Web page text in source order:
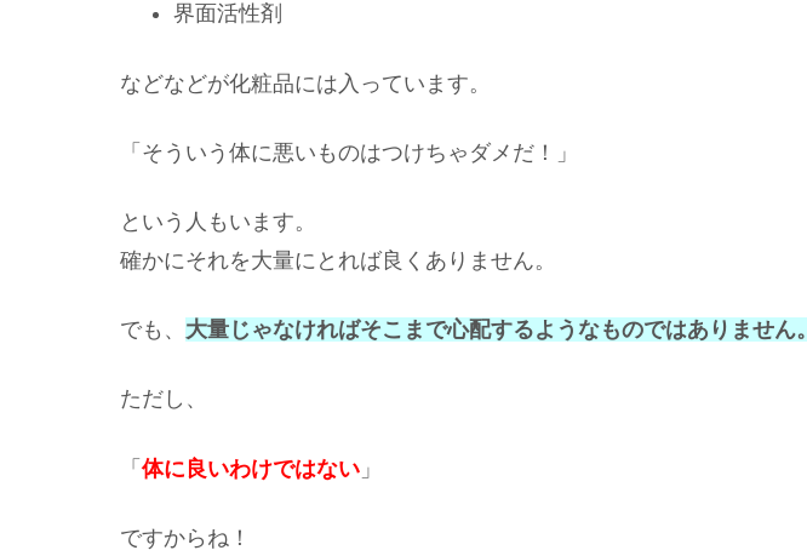
界面活性剤
などなどが化粧品には入っています。
「そういう体に悪いものはつけちゃダメだ！」
という人もいます。
確かにそれを大量にとれば良くありません。
でも、 大量じゃなければそこまで心配するようなものではありません。
ただし、
「 体に良いわけではない 」
ですからね！